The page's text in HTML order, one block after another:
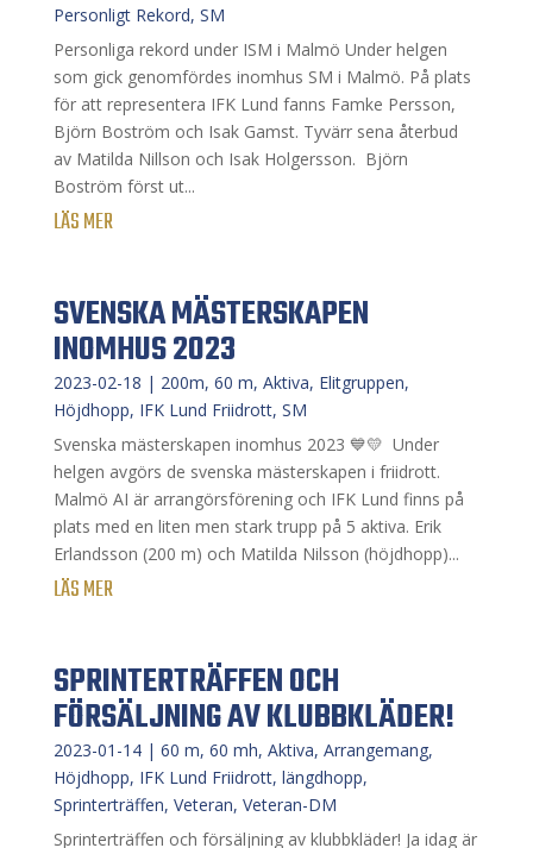
Personligt Rekord, SM
Personliga rekord under ISM i Malmö⁣ Under helgen
som gick genomfördes inomhus SM i Malmö. På plats
för att representera IFK Lund fanns Famke Persson,
Björn Boström och Isak Gamst. Tyvärr sena återbud
av Matilda Nillson och Isak Holgersson.⁣ ⁣ Björn
Boström först ut...
LÄS MER
SVENSKA MÄSTERSKAPEN
INOMHUS 2023
2023-02-18 | 200m, 60 m, Aktiva, Elitgruppen,
Höjdhopp, IFK Lund Friidrott, SM
Svenska mästerskapen inomhus 2023 💙💛⁣ ⁣ Under
helgen avgörs de svenska mästerskapen i friidrott.
Malmö AI är arrangörsförening och IFK Lund finns på
plats med en liten men stark trupp på 5 aktiva. Erik
Erlandsson (200 m) och Matilda Nilsson (höjdhopp)...
LÄS MER
SPRINTERTRÄFFEN OCH
FÖRSÄLJNING AV KLUBBKLÄDER!
2023-01-14| 60 m, 60 mh, Aktiva, Arrangemang,
Höjdhopp, IFK Lund Friidrott, längdhopp,
Sprinterträffen, Veteran, Veteran-DM
Sprinterträffen och försäljning av klubbkläder! Ja idag är